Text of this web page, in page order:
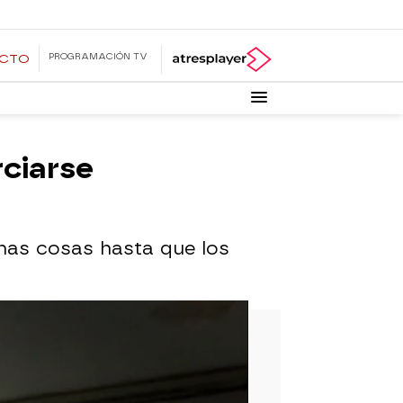
PROGRAMACIÓN TV
cosas hasta que los